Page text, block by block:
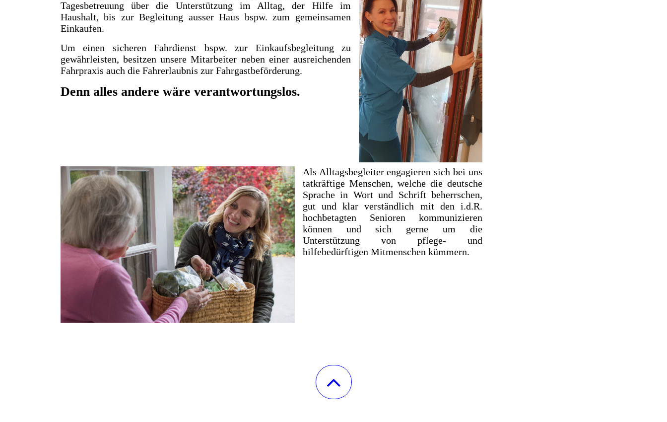
Tagesbetreuung über die Unterstützung im Alltag, der Hilfe im
Haushalt, bis zur Begleitung ausser Haus bspw. zum gemeinsamen
Einkaufen.
Um einen sicheren Fahrdienst bspw. zur Einkaufsbegleitung zu
gewährleisten, besitzen unsere Mitarbeiter neben einer ausreichenden
Fahrpraxis auch die Fahrerlaubnis zur Fahrgastbeförderung.
Denn alles andere wäre verantwortungslos.
Als Alltagsbegleiter engagieren sich bei uns
tatkräftige Menschen, welche die deutsche
Sprache in Wort und Schrift beherrschen,
gut und klar verständlich mit den i.d.R.
hochbetagten Senioren kommunizieren
können und sich gerne um die
Unterstützung von pflege- und
hilfebedürftigen Mitmenschen kümmern.